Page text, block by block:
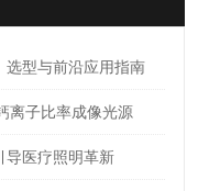
选型与前沿应用指南
离子比率成像光源
导医疗照明革新